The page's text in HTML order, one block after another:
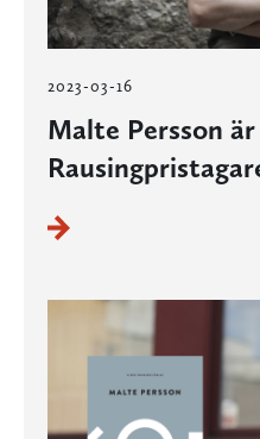
2023-03-16
Malte Persson